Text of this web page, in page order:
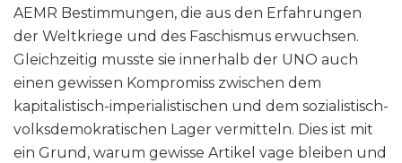
AEMR Bestimmungen, die aus den Erfahrungen
der Weltkriege und des Faschismus erwuchsen.
Gleichzeitig musste sie innerhalb der UNO auch
einen gewissen Kompromiss zwischen dem
kapitalistisch-imperialistischen und dem sozialistisch-
volksdemokratischen Lager vermitteln. Dies ist mit
ein Grund, warum gewisse Artikel vage bleiben und